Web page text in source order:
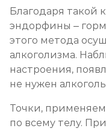
Химический блок от
от 4 000 ₽
от 5 000 ₽
Благодаря такой
эндорфины –
этого метода
алкоголизма.
настроения,
не нужен алкоголь
Точки,
по всему телу.